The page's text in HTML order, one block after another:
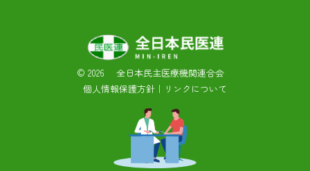
© 2026 全日本民主医療機関連合会
個人情報保護方針 ｜ リンクについて